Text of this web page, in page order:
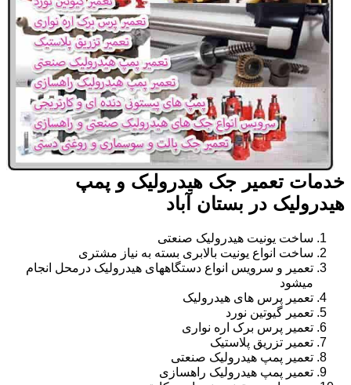
خدمات تعمیر جک هیدرولیک و پمپ
هیدرولیک در بستان آباد
ساخت یونیت هیدرولیک صنعتی
ساخت انواع یونیت بالابری بسته به نیاز مشتری
تعمیر و سرویس انواع دستگاههای هیدرولیک درمحل انجام
میشود
تعمیر پرس های هیدرولیک
تعمیر گیوتین نورد
تعمیر پرس برک اره نواری
تعمیر تزریق پلاستیک
تعمیر پمپ هیدرولیک صنعتی
تعمیر پمپ هیدرولیک راهسازی